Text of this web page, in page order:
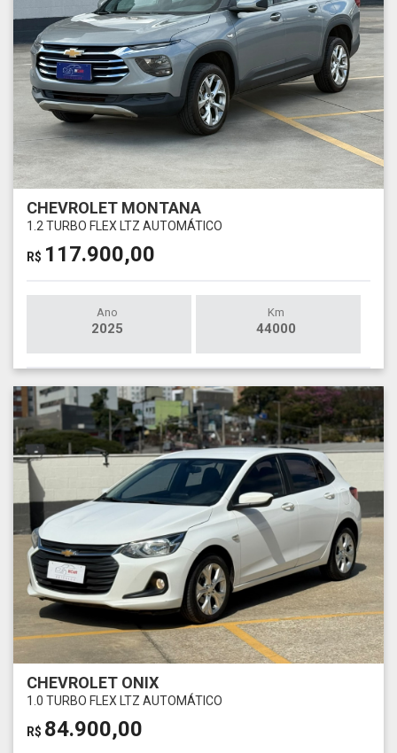
CHEVROLET MONTANA
1.2 TURBO FLEX LTZ AUTOMÁTICO
R$ 117.900,00
Ano
2025
Km
44000
CHEVROLET ONIX
1.0 TURBO FLEX LTZ AUTOMÁTICO
R$ 84.900,00